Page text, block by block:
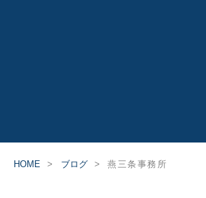
HOME ブログ 燕三条事務所